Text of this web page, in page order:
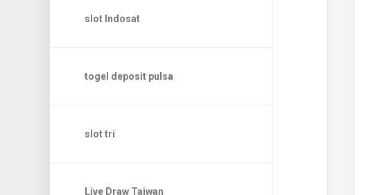
slot Indosat
togel deposit pulsa
slot tri
Live Draw Taiwan